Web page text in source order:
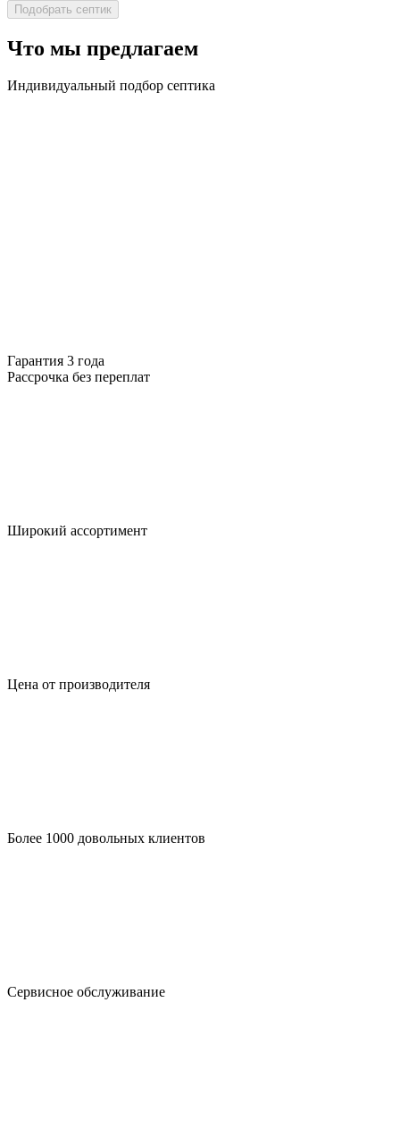
Что мы предлагаем
Индивидуальный подбор септика
Гарантия 3 года
Рассрочка без переплат
Широкий ассортимент
Цена от производителя
Более 1000 довольных клиентов
Сервисное обслуживание